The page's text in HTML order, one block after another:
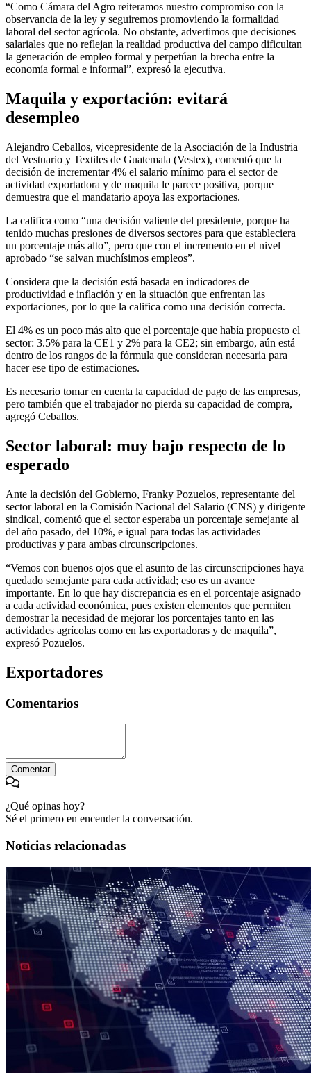
“Como Cámara del Agro reiteramos nuestro compromiso con la
observancia de la ley y seguiremos promoviendo la formalidad
laboral del sector agrícola. No obstante, advertimos que decisiones
salariales que no reflejan la realidad productiva del campo dificultan
la generación de empleo formal y perpetúan la brecha entre la
economía formal e informal”, expresó la ejecutiva.
Maquila y exportación: evitará
desempleo
Alejandro Ceballos, vicepresidente de la Asociación de la Industria
del Vestuario y Textiles de Guatemala (Vestex), comentó que la
decisión de incrementar 4% el salario mínimo para el sector de
actividad exportadora y de maquila le parece positiva, porque
demuestra que el mandatario apoya las exportaciones.
La califica como “una decisión valiente del presidente, porque ha
tenido muchas presiones de diversos sectores para que estableciera
un porcentaje más alto”, pero que con el incremento en el nivel
aprobado “se salvan muchísimos empleos”.
Considera que la decisión está basada en indicadores de
productividad e inflación y en la situación que enfrentan las
exportaciones, por lo que la califica como una decisión correcta.
El 4% es un poco más alto que el porcentaje que había propuesto el
sector: 3.5% para la CE1 y 2% para la CE2; sin embargo, aún está
dentro de los rangos de la fórmula que consideran necesaria para
hacer ese tipo de estimaciones.
Es necesario tomar en cuenta la capacidad de pago de las empresas,
pero también que el trabajador no pierda su capacidad de compra,
agregó Ceballos.
Sector laboral: muy bajo respecto de lo
esperado
Ante la decisión del Gobierno, Franky Pozuelos, representante del
sector laboral en la Comisión Nacional del Salario (CNS) y dirigente
sindical, comentó que el sector esperaba un porcentaje semejante al
del año pasado, del 10%, e igual para todas las actividades
productivas y para ambas circunscripciones.
“Vemos con buenos ojos que el asunto de las circunscripciones haya
quedado semejante para cada actividad; eso es un avance
importante. En lo que hay discrepancia es en el porcentaje asignado
a cada actividad económica, pues existen elementos que permiten
demostrar la necesidad de mejorar los porcentajes tanto en las
actividades agrícolas como en las exportadoras y de maquila”,
expresó Pozuelos.
Exportadores
Comentarios
Comentar
¿Qué opinas hoy?
Sé el primero en encender la conversación.
Noticias relacionadas